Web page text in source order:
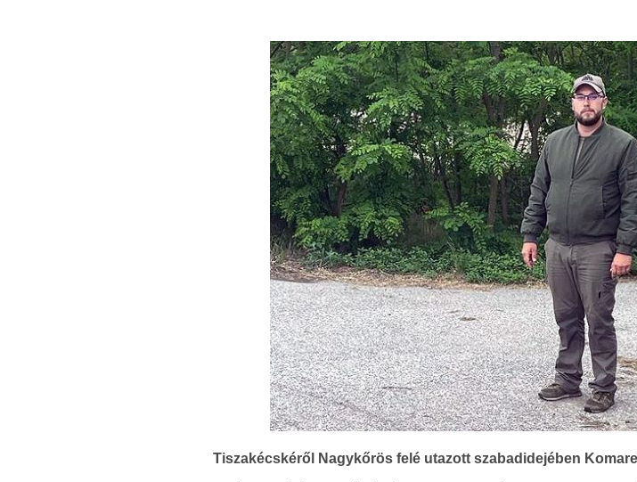
Tiszakécskéről Nagykőrös felé utazott szabadidejében